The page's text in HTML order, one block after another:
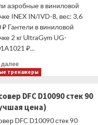
аэробные в виниловой
INEX IN/IVD-8, вес: 3,6
₽ Гантели в виниловой
2 кг UltraGym UG-
₽...
далееПрочитать
больше
аэробные
в
виниловой
тренажеры
DFC D10090 стек 90
цена)
DFC D10090 стек 90